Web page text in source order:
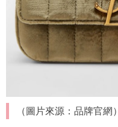
（圖片來源：品牌官網）